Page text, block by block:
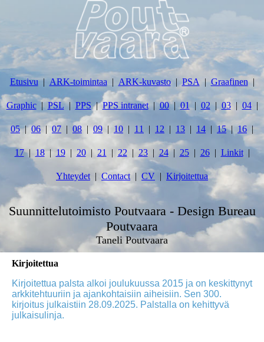
Etusivu ARK-toimintaa ARK-kuvasto PSA Graafinen
Graphic PSL PPS PPS intranet 00 01 02 03 04
05 06 07 08 09 10 11 12 13 14 15 16
17 18 19 20 21 22 23 24 25 26 Linkit
Yhteydet Contact CV Kirjoitettua
Suunnittelutoimisto Poutvaara - Design Bureau
Poutvaara
Taneli Poutvaara
Kirjoitettua
Kirjoitettua palsta alkoi joulukuussa 2015 ja on keskittynyt
arkkitehtuuriin ja ajankohtaisiin aiheisiin. Sen 300.
kirjoitus julkaistiin 28.09.2025. Palstalla on kehittyvä
julkaisulinja.